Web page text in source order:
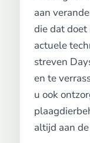
aan
die dat doet
actuele
streven
en te
u ook
altijd aan